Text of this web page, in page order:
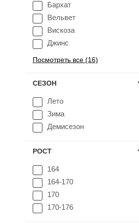
Бархат
Вельвет
Вискоза
Джинс
Посмотреть все (16)
СЕЗОН
Лето
Зима
Демисезон
РОСТ
164
164-170
170
170-176